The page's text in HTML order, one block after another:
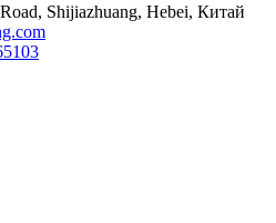
Shijiazhuang, Hebei, Китай